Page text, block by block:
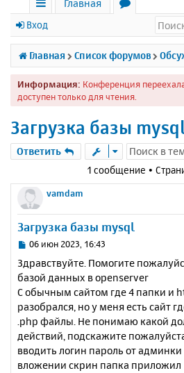
с
ы
л
к
Главная
р
у
м
Вход
Главная Список форумов
Информация: Конференция
доступен только для чтения.
Загрузка базы
Ответить
1 сообщение •
vamdam
Загрузка базы mysql
С
о
б
щ
е
н
и
е
06 июн 2023, 16:43
Здравствуйте. Помогите
базой данных в openserver
С обычным сайтом где 4 папки и
разобрался, но у меня есть сайт
.php файлы. Не понимаю какой
действий, подскажите
вводить логин пароль от
вложении скрин папка приложил